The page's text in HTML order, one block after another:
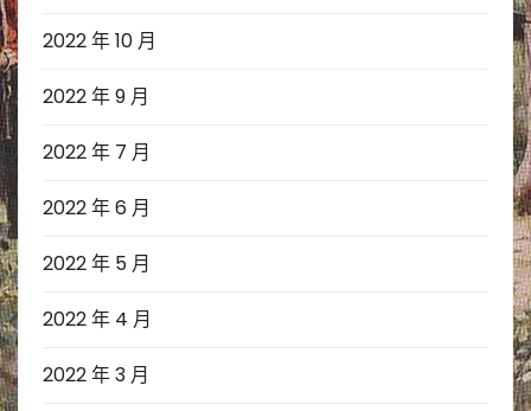
2022 年 10 月
2022 年 9 月
2022 年 7 月
2022 年 6 月
2022 年 5 月
2022 年 4 月
2022 年 3 月